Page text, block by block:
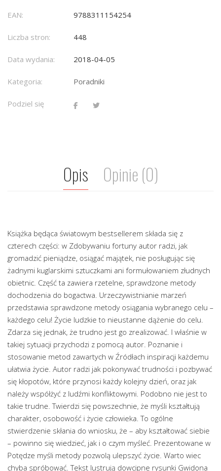
EAN: 9788311154254
Liczba stron: 448
Data wydania: 2018-04-05
Kategoria: Poradniki
Podziel się
Opis Opinie (0)
Książka będąca światowym bestsellerem składa się z
czterech części: w Zdobywaniu fortuny autor radzi, jak
gromadzić pieniądze, osiągać majątek, nie posługując się
żadnymi kuglarskimi sztuczkami ani formułowaniem złudnych
obietnic. Część ta zawiera rzetelne, sprawdzone metody
dochodzenia do bogactwa. Urzeczywistnianie marzeń
przedstawia sprawdzone metody osiągania wybranego celu –
każdego celu! Życie ludzkie to nieustanne dążenie do celu.
Zdarza się jednak, że trudno jest go zrealizować. I właśnie w
takiej sytuacji przychodzi z pomocą autor. Poznanie i
stosowanie metod zawartych w Źródłach inspiracji każdemu
ułatwia życie. Autor radzi jak pokonywać trudności i pozbywać
się kłopotów, które przynosi każdy kolejny dzień, oraz jak
należy współżyć z ludźmi konfliktowymi. Podobno nie jest to
takie trudne. Twierdzi się powszechnie, że myśli kształtują
charakter, osobowość i życie człowieka. To ogólne
stwierdzenie skłania do wniosku, że – aby kształtować siebie
– powinno się wiedzieć, jak i o czym myśleć. Prezentowane w
Potędze myśli metody pozwolą ulepszyć życie. Warto wiec
chyba spróbować. Tekst lustrują dowcipne rysunki Gwidona